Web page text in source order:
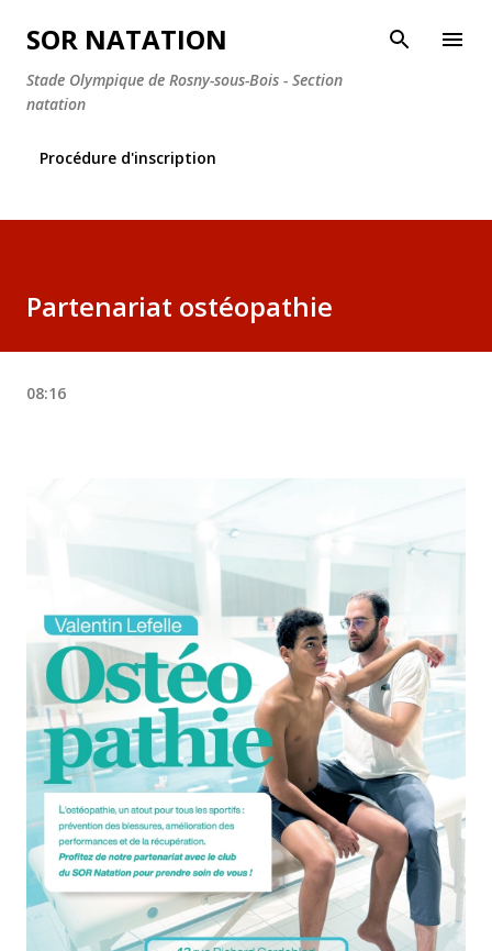
Accéder au contenu principal
SOR NATATION
Stade Olympique de Rosny-sous-Bois - Section
natation
Procédure d'inscription
Partenariat ostéopathie
08:16